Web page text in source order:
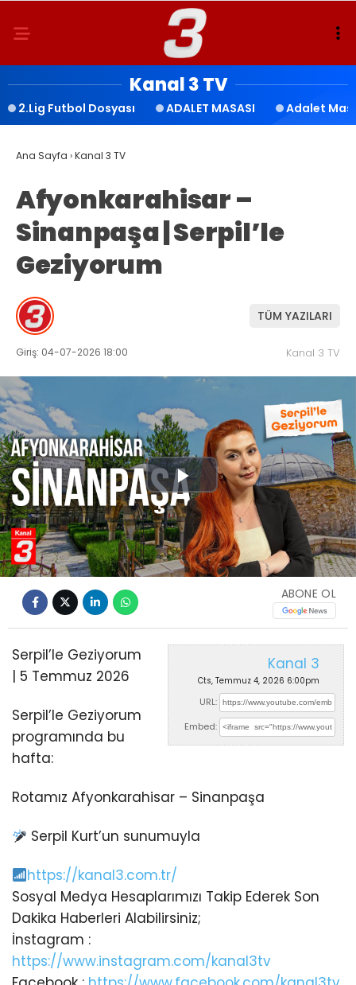
Kanal 3 TV
2.Lig Futbol Dosyası ADALET MASASI Adalet
Ana Sayfa ›Kanal 3 TV
Afyonkarahisar –
Sinanpaşa | Serpil’le
Geziyorum
TÜM YAZILARI
Giriş: 04-07-2026 18:00 Kanal 3 TV
Play
Video
ABONE OL
Kanal 3
Cts, Temmuz 4, 2026 6:00pm
URL:
Embed:
Serpil’le Geziyorum
| 5 Temmuz 2026
Serpil’le Geziyorum
programında bu
hafta:
Rotamız Afyonkarahisar – Sinanpaşa
Serpil Kurt’un sunumuyla
https://kanal3.com.tr/
Sosyal Medya Hesaplarımızı Takip Ederek Son
Dakika Haberleri Alabilirsiniz;
İnstagram :
https://www.instagram.com/kanal3tv